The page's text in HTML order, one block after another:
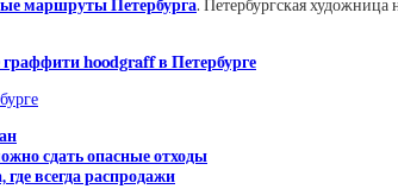
маршруты Петербурга. Петербургская
граффити hoodgraff в Петербурге
сдать опасные отходы
всегда распродажи